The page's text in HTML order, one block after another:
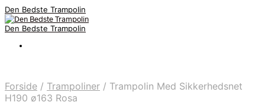
Den Bedste Trampolin
Den Bedste Trampolin
Forside / Trampoliner / Trampolin Med Sikkerhedsnet
H190 ø163 Rosa